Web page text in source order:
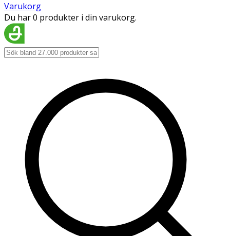
Varukorg
Du har 0 produkter i din varukorg.